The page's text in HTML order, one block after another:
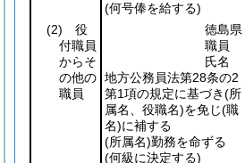
(何号俸を給する)
(2) 役
付職員
からそ
の他の
職員
徳島県
職員
氏名
地方公務員法第28条の2
第1項の規定に基づき(所
属名、役職名)を免じ(職
名)に補する
(所属名)勤務を命ずる
(何級に決定する)